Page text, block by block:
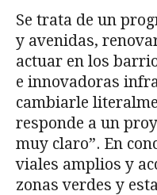
Se trata de un
y avenidas,
actuar en los
e innovadoras
cambiarle
responde a un
muy claro”. En
viales amplios y
zonas verdes y